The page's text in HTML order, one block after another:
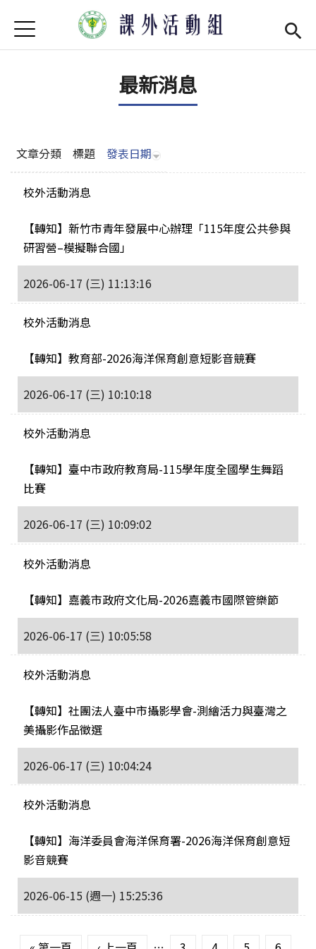
首頁
學務處首頁(link is external)
社團現況
社團營運
Open
場器介紹
活動集錦
法令規章
Jump to Navigation
Jump to Main content
最新消息
文章分類 標題 發表日期
校外活動消息
【轉知】新竹市青年發展中心辦理「115年度公共參與
研習營–模擬聯合國」
2026-06-17 (三) 11:13:16
校外活動消息
【轉知】教育部-2026海洋保育創意短影音競賽
2026-06-17 (三) 10:10:18
校外活動消息
【轉知】臺中市政府教育局-115學年度全國學生舞蹈
比賽
2026-06-17 (三) 10:09:02
校外活動消息
【轉知】嘉義市政府文化局-2026嘉義市國際管樂節
2026-06-17 (三) 10:05:58
校外活動消息
【轉知】社團法人臺中市攝影學會-測繪活力與臺灣之
美攝影作品徵選
2026-06-17 (三) 10:04:24
校外活動消息
【轉知】海洋委員會海洋保育署-2026海洋保育創意短
影音競賽
2026-06-15 (週一) 15:25:36